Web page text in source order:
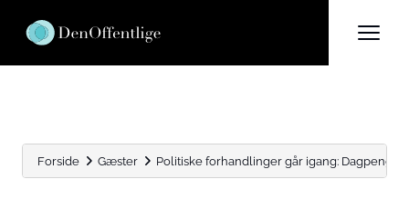
Forside Gæster Politiske forhandlinger går igang: